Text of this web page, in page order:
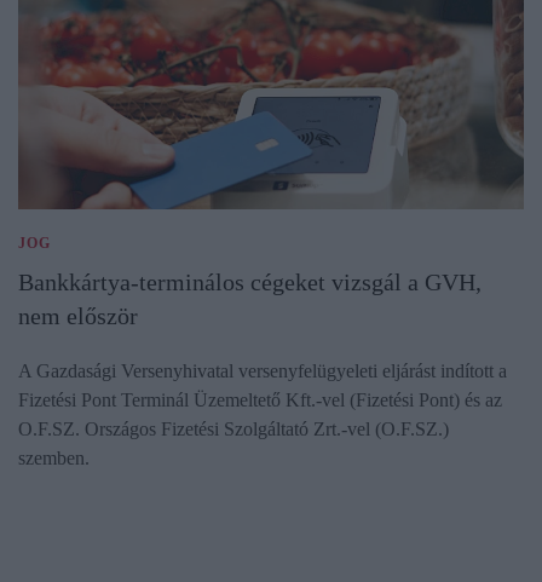
JOG
Bankkártya-terminálos cégeket vizsgál a GVH,
nem először
A Gazdasági Versenyhivatal versenyfelügyeleti eljárást indított a
Fizetési Pont Terminál Üzemeltető Kft.-vel (Fizetési Pont) és az
O.F.SZ. Országos Fizetési Szolgáltató Zrt.-vel (O.F.SZ.)
szemben.